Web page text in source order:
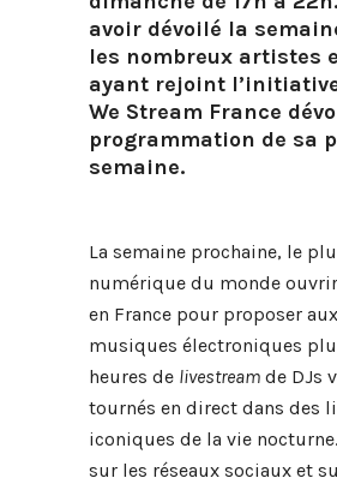
avoir dévoilé la
les nombreux artistes
ayant rejoint
We Stream France
programmation de sa
semaine.
La semaine prochaine, le
numérique du monde
en France pour proposer
musiques électroniques
heures de livestream de DJs
tournés en direct dans des
iconiques de la vie
sur les réseaux sociaux et